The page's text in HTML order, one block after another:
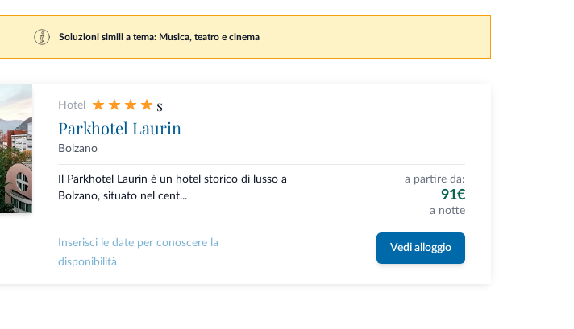
Soluzioni simili a tema: Musica, teatro e cinema
Hotel s
Parkhotel Laurin
Bolzano
Il Parkhotel Laurin è un hotel storico di lusso a
Bolzano, situato nel cent...
a partire da:
91€
a notte
Inserisci le date per conoscere la
disponibilità
Vedi alloggio